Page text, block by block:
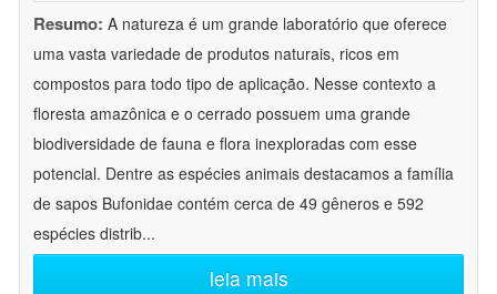
Resumo: A natureza é um grande laboratório que oferece
uma vasta variedade de produtos naturais, ricos em
compostos para todo tipo de aplicação. Nesse contexto a
floresta amazônica e o cerrado possuem uma grande
biodiversidade de fauna e flora inexploradas com esse
potencial. Dentre as espécies animais destacamos a família
de sapos Bufonidae contém cerca de 49 gêneros e 592
espécies distrib...
leia mais